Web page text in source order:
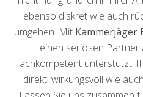
ebenso diskret wie auch
umgehen. Mit Kammerjäger
einen seriösen Partner
fachkompetent unterstützt,
direkt, wirkungsvoll wie